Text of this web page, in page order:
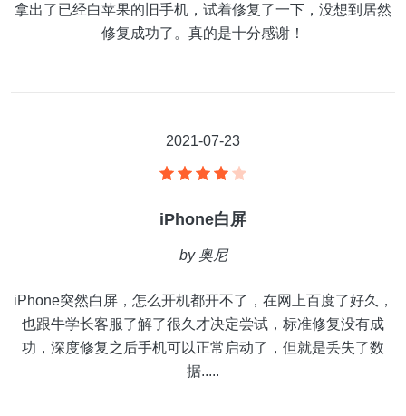
拿出了已经白苹果的旧手机，试着修复了一下，没想到居然
修复成功了。真的是十分感谢！
2021-07-23
iPhone白屏
by 奥尼
iPhone突然白屏，怎么开机都开不了，在网上百度了好久，
也跟牛学长客服了解了很久才决定尝试，标准修复没有成
功，深度修复之后手机可以正常启动了，但就是丢失了数
据.....